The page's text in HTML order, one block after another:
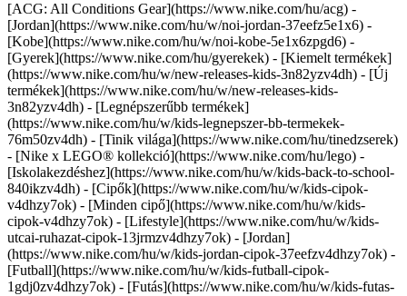
[ACG: All Conditions Gear](https://www.nike.com/hu/acg) -
[Jordan](https://www.nike.com/hu/w/noi-jordan-37eefz5e1x6) -
[Kobe](https://www.nike.com/hu/w/noi-kobe-5e1x6zpgd6) -
[Gyerek](https://www.nike.com/hu/gyerekek) - [Kiemelt termékek]
(https://www.nike.com/hu/w/new-releases-kids-3n82yzv4dh) - [Új
termékek](https://www.nike.com/hu/w/new-releases-kids-
3n82yzv4dh) - [Legnépszerűbb termékek]
(https://www.nike.com/hu/w/kids-legnepszer-bb-termekek-
76m50zv4dh) - [Tinik világa](https://www.nike.com/hu/tinedzserek)
- [Nike x LEGO® kollekció](https://www.nike.com/hu/lego) -
[Iskolakezdéshez](https://www.nike.com/hu/w/kids-back-to-school-
840ikzv4dh) - [Cipők](https://www.nike.com/hu/w/kids-cipok-
v4dhzy7ok) - [Minden cipő](https://www.nike.com/hu/w/kids-
cipok-v4dhzy7ok) - [Lifestyle](https://www.nike.com/hu/w/kids-
utcai-ruhazat-cipok-13jrmzv4dhzy7ok) - [Jordan]
(https://www.nike.com/hu/w/kids-jordan-cipok-37eefzv4dhzy7ok) -
[Futball](https://www.nike.com/hu/w/kids-futball-cipok-
1gdj0zv4dhzy7ok) - [Futás](https://www.nike.com/hu/w/kids-futas-